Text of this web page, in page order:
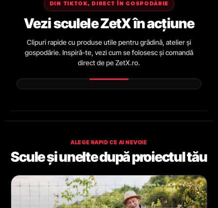
DIN TIKTOK, DIRECT ÎN GOSPODĂRIE
Vezi sculele ZetX în acțiune
Clipuri rapide cu produse utile pentru grădină, atelier și
gospodărie. Inspiră-te, vezi cum se folosesc și comandă
direct de pe ZetX.ro.
ALEGE RAPID CE AI NEVOIE
Scule și unelte după proiectul tău